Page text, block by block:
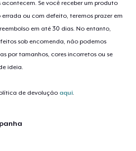
Se você receber um produto
ou com defeito, teremos prazer em
em até 30 dias. No entanto,
sob encomenda, não podemos
por tamanhos, cores incorretos ou se
ideia.
de devolução aqui